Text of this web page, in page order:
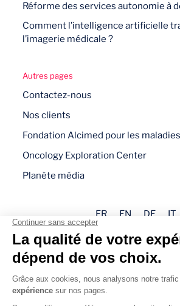
Réforme des services autonomie à
Comment l’intelligence artificielle
l’imagerie médicale ?
Autres pages
Contactez-nous
Nos clients
Fondation Alcimed pour les
Oncology Exploration Center
Planète média
FR EN DE IT
Mentions légales